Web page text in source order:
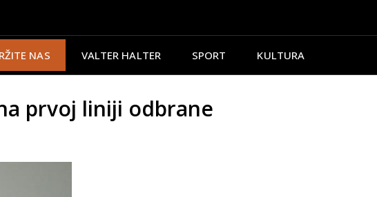
NAS VALTER HALTER SPORT KULTURA
na prvoj liniji odbrane